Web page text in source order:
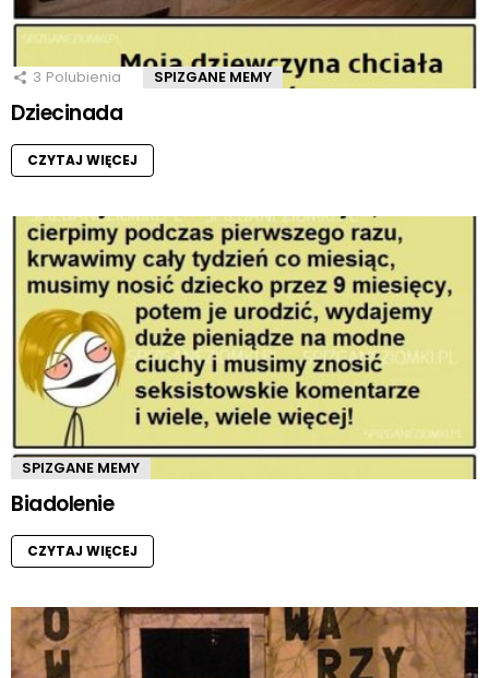
3 Polubienia SPIZGANE MEMY
Dziecinada
CZYTAJ WIĘCEJ
SPIZGANE MEMY
Biadolenie
CZYTAJ WIĘCEJ